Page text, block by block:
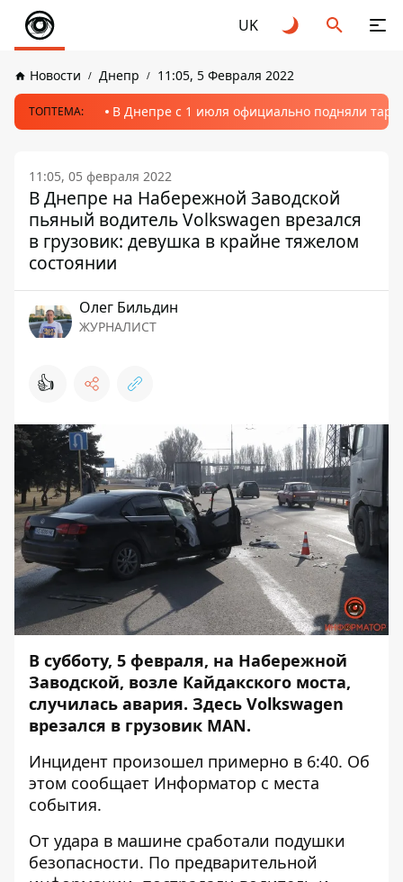
UK
Новости Днепр 11:05, 5 Февраля 2022
ТОПТЕМА: В Днепре с 1 июля официально подняли
11:05, 05 февраля 2022
В Днепре на Набережной Заводской
пьяный водитель Volkswagen врезался
в грузовик: девушка в крайне тяжелом
состоянии
Олег Бильдин
ЖУРНАЛИСТ
👍
В субботу, 5 февраля, на Набережной
Заводской, возле Кайдакского моста,
случилась авария. Здесь Volkswagen
врезался в грузовик MAN.
Инцидент произошел примерно в 6:40. Об
этом сообщает Информатор с места
события.
От удара в машине сработали подушки
безопасности. По предварительной